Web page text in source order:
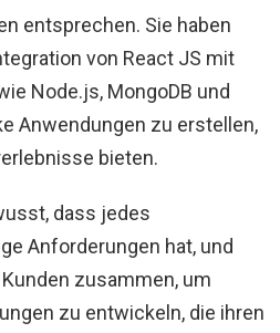
entsprechen. Sie haben
von React JS mit
Node.js, MongoDB und
Anwendungen zu erstellen,
bieten.
dass jedes
Anforderungen hat, und
zusammen, um
zu entwickeln, die ihren